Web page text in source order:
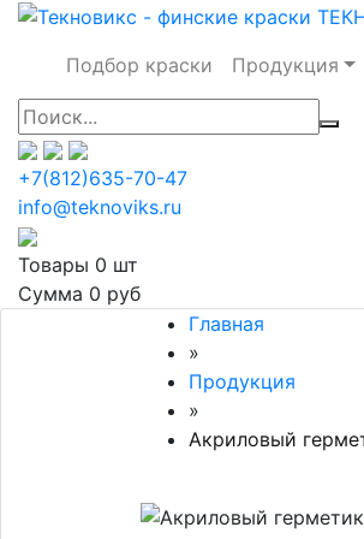
Подбор краски Продукция
+7(812)635-70-47
info@teknoviks.ru
Товары 0 шт
Сумма 0 руб
Главная
»
Продукция
»
Акриловый